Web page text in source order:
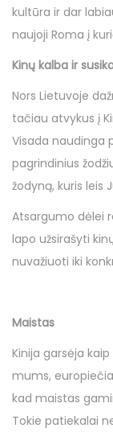
j
o
kultūra ir dar
naujoji Roma į
Kinų kalba ir
Nors Lietuvoje
tačiau atvykus į
Visada naudinga
pagrindinius
žodyną, kuris leis
Atsargumo dėlei
lapo užsirašyti
nuvažiuoti iki
Maistas
Kinija garsėja
mums,
kad maistas
Tokie patiekalai